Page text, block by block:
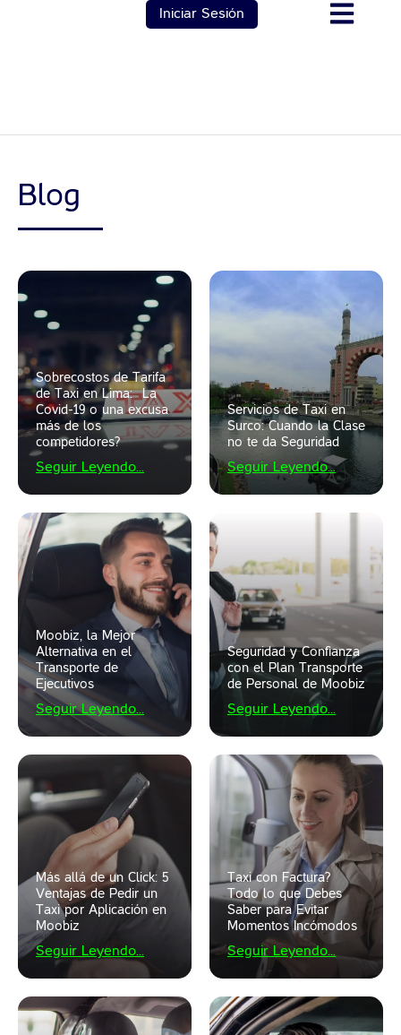
Iniciar Sesión
Blog
Sobrecostos de Tarifa
de Taxi en Lima: ¿La
Covid-19 o una excusa
más de los
competidores?
Seguir Leyendo...
Servicios de Taxi en
Surco: Cuando la Clase
no te da Seguridad
Seguir Leyendo...
Moobiz, la Mejor
Alternativa en el
Transporte de
Ejecutivos
Seguir Leyendo...
Seguridad y Confianza
con el Plan Transporte
de Personal de Moobiz
Seguir Leyendo...
Más allá de un Click: 5
Ventajas de Pedir un
Taxi por Aplicación en
Moobiz
Seguir Leyendo...
Taxi con Factura?
Todo lo que Debes
Saber para Evitar
Momentos Incómodos
Seguir Leyendo...